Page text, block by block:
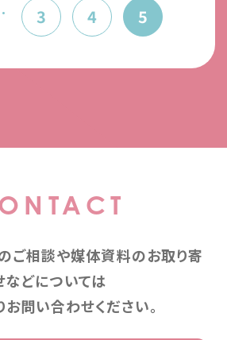
3 4 5
ご相談や媒体資料のお取り寄
などについては
お問い合わせください。